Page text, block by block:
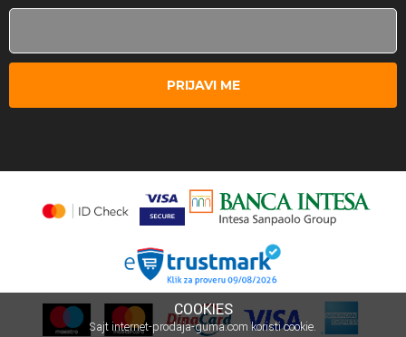
PRIJAVI ME
COOKIES
Sajt internet-prodaja-guma.com koristi cookie.